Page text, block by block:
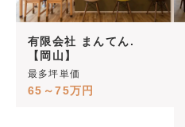
有限会社 まんてん.
【岡山】
最多坪単価
65～75万円